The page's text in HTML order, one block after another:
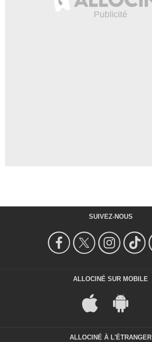
SUIVEZ-NOUS
ALLOCINÉ SUR MOBILE
ALLOCINÉ À L'ÉTRANGER